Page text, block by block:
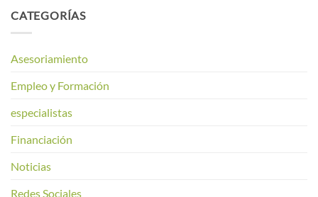
CATEGORÍAS
Asesoriamiento
Empleo y Formación
especialistas
Financiación
Noticias
Redes Sociales